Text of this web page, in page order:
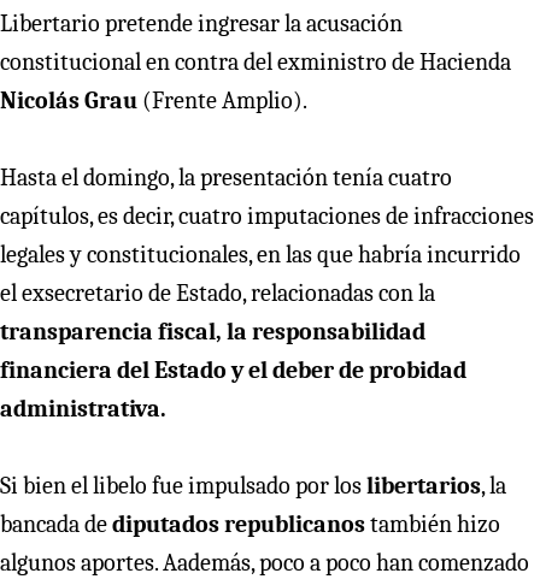
Libertario pretende ingresar la acusación
constitucional en contra del exministro de Hacienda
Nicolás Grau (Frente Amplio).
Hasta el domingo, la presentación tenía cuatro
capítulos, es decir, cuatro imputaciones de infracciones
legales y constitucionales, en las que habría incurrido
el exsecretario de Estado, relacionadas con la
transparencia fiscal, la responsabilidad
financiera del Estado y el deber de probidad
administrativa.
Si bien el libelo fue impulsado por loslibertarios, la
bancada dediputados republicanostambién hizo
algunos aportes. Aademás, poco a poco han comenzado